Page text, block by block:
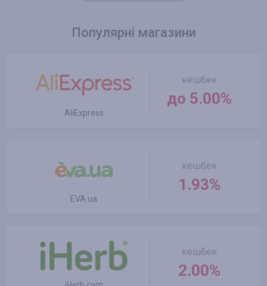
Популярні магазини
AliExpress
кешбек
до 5.00%
EVA.ua
кешбек
1.93%
кешбек
2.00%